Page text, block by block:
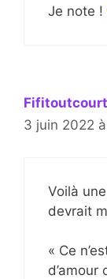
Je note !
Fifitoutcourt
3 juin 2022
Voilà
devrait
« Ce
d’amour